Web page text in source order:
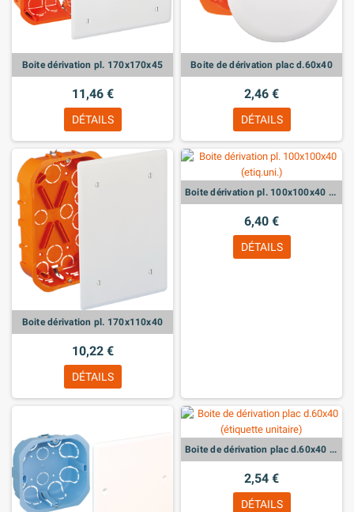
Boite dérivation pl. 170x170x45
11,46 €
DÉTAILS
Boite de dérivation plac d.60x40
2,46 €
DÉTAILS
Boite dérivation pl. 170x110x40
10,22 €
DÉTAILS
Boite dérivation pl. 100x100x40 (etiq.uni.)
6,40 €
DÉTAILS
Boite de dérivation plac d.60x40 (étiquette unitaire)
2,54 €
DÉTAILS